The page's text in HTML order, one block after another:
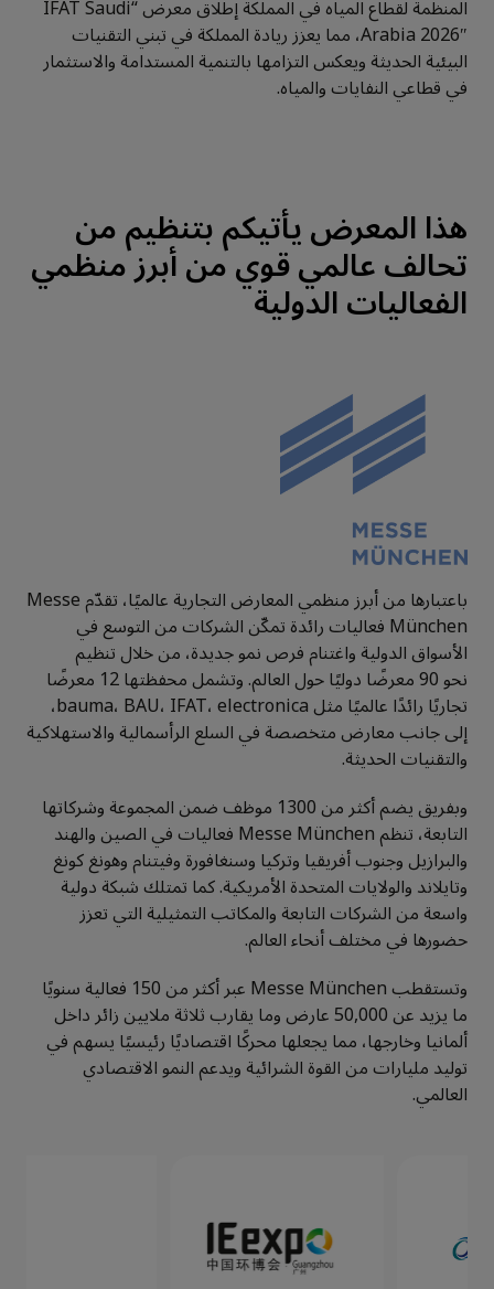
المنظمة لقطاع المياه في المملكة إطلاق معرض “IFAT Saudi
Arabia 2026″، مما يعزز ريادة المملكة في تبني التقنيات
البيئية الحديثة ويعكس التزامها بالتنمية المستدامة والاستثمار
في قطاعي النفايات والمياه.
هذا المعرض يأتيكم بتنظيم من
تحالف عالمي قوي من أبرز منظمي
الفعاليات الدولية
باعتبارها من أبرز منظمي المعارض التجارية عالميًا، تقدّمMesse
Münchenفعاليات رائدة تمكّن الشركات من التوسع في
الأسواق الدولية واغتنام فرص نمو جديدة، من خلال تنظيم
نحو معرضًا دوليًا حول العالم.وتشمل محفظتها معرضًا
تجاريًا رائدًا عالميًا مثل bauma، BAU، IFAT،electronica ،
إلى جانب معارض متخصصة في السلع الرأسمالية والاستهلاكية
والتقنيات الحديثة.
وبفريق يضم أكثر من
موظف ضمن المجموعة وشركاتها
التابعة، تنظم فعاليات في الصين والهند
والبرازيل وجنوب أفريقيا وتركيا وسنغافورة وفيتنام وهونغ كونغ
وتايلاند والولايات المتحدة الأمريكية.كما تمتلك شبكة دولية
واسعة من الشركات التابعة والمكاتب التمثيلية التي تعزز
حضورها في مختلف أنحاء العالم.
وتستقطب
عبر أكثر من فعالية سنويًا
ما يزيد عن عارض وما يقارب ثلاثة ملايين زائر داخل
ألمانيا وخارجها، مما يجعلها محركًا اقتصاديًا رئيسيًا يسهم في
توليد مليارات من القوة الشرائية ويدعم النمو الاقتصادي
العالمي.